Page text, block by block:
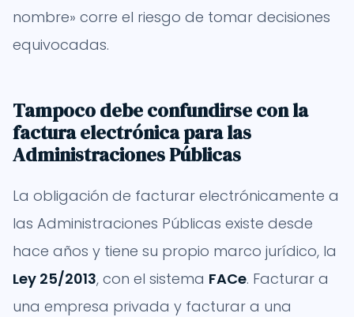
nombre» corre el riesgo de tomar decisiones
equivocadas.
Tampoco debe confundirse con la
factura electrónica para las
Administraciones Públicas
La obligación de facturar electrónicamente a
las Administraciones Públicas existe desde
hace años y tiene su propio marco jurídico, la
Ley 25/2013, con el sistema FACe. Facturar a
una empresa privada y facturar a una